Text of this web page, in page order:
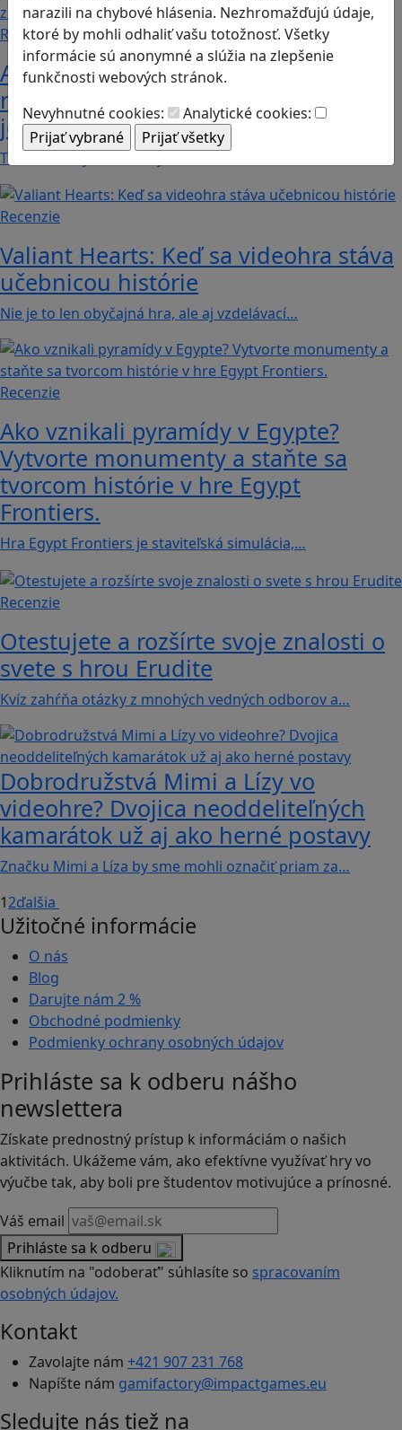
narazili na chybové hlásenia. Nezhromažďujú údaje,
ktoré by mohli odhaliť vašu totožnosť. Všetky
informácie sú anonymné a slúžia na zlepšenie
funkčnosti webových stránok.
Nevyhnutné cookies:
Analytické cookies:
Recenzie
Ako ovplyvnil komunistický režim
rodinné vzťahy? To zistíte v hre „Kto
je Helena?“.
Teta Helena je v rodine jedno veľké tabu a len…
Recenzie
Valiant Hearts: Keď sa videohra stáva
učebnicou histórie
Nie je to len obyčajná hra, ale aj vzdelávací…
Recenzie
Ako vznikali pyramídy v Egypte?
Vytvorte monumenty a staňte sa
tvorcom histórie v hre Egypt
Frontiers.
Hra Egypt Frontiers je staviteľská simulácia,…
Recenzie
Otestujete a rozšírte svoje znalosti o
svete s hrou Erudite
Kvíz zahŕňa otázky z mnohých vedných odborov a…
Dobrodružstvá Mimi a Lízy vo
videohre? Dvojica neoddeliteľných
kamarátok už aj ako herné postavy
Značku Mimi a Líza by sme mohli označiť priam za…
12ďalšia
Užitočné informácie
O nás
Blog
Darujte nám 2 %
Obchodné podmienky
Podmienky ochrany osobných údajov
Prihláste sa k odberu nášho
newslettera
Získate prednostný prístup k informáciám o našich
aktivitách. Ukážeme vám, ako efektívne využívať hry vo
výučbe tak, aby boli pre študentov motivujúce a prínosné.
Váš email
Prihláste sa k odberu
Kliknutím na "odoberať" súhlasíte so spracovaním
osobných údajov.
Kontakt
Zavolajte nám +421 907 231 768
Napíšte nám gamifactory@impactgames.eu
Sledujte nás tiež na